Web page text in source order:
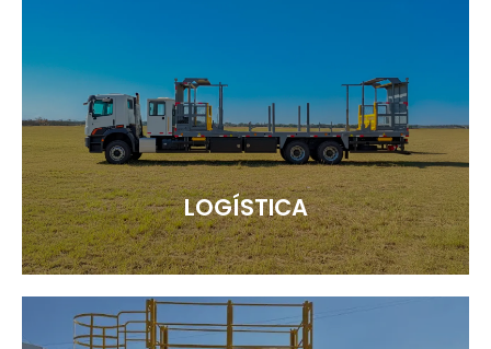
LOGÍSTICA
LOGÍSTICA
Veja mais